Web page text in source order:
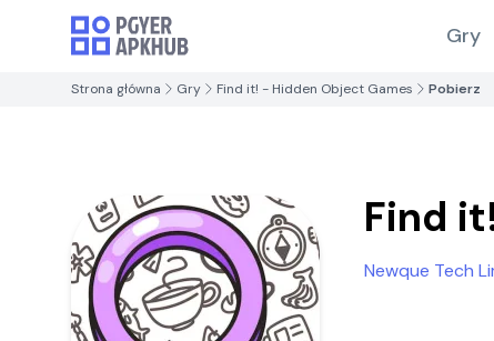
Gry
Strona główna Gry Find it! - Hidden Object Games Pobierz
Find
Newque Tech